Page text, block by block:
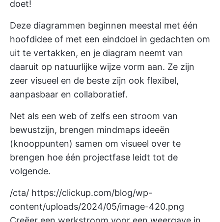
doet!
Deze diagrammen beginnen meestal met één
hoofdidee of met een einddoel in gedachten om
uit te vertakken, en je diagram neemt van
daaruit op natuurlijke wijze vorm aan. Ze zijn
zeer visueel en de beste zijn ook flexibel,
aanpasbaar en collaboratief.
Net als een web of zelfs een stroom van
bewustzijn, brengen mindmaps ideeën
(knooppunten) samen om visueel over te
brengen hoe één projectfase leidt tot de
volgende.
/cta/ https://clickup.com/blog/wp-
content/uploads/2024/05/image-420.png